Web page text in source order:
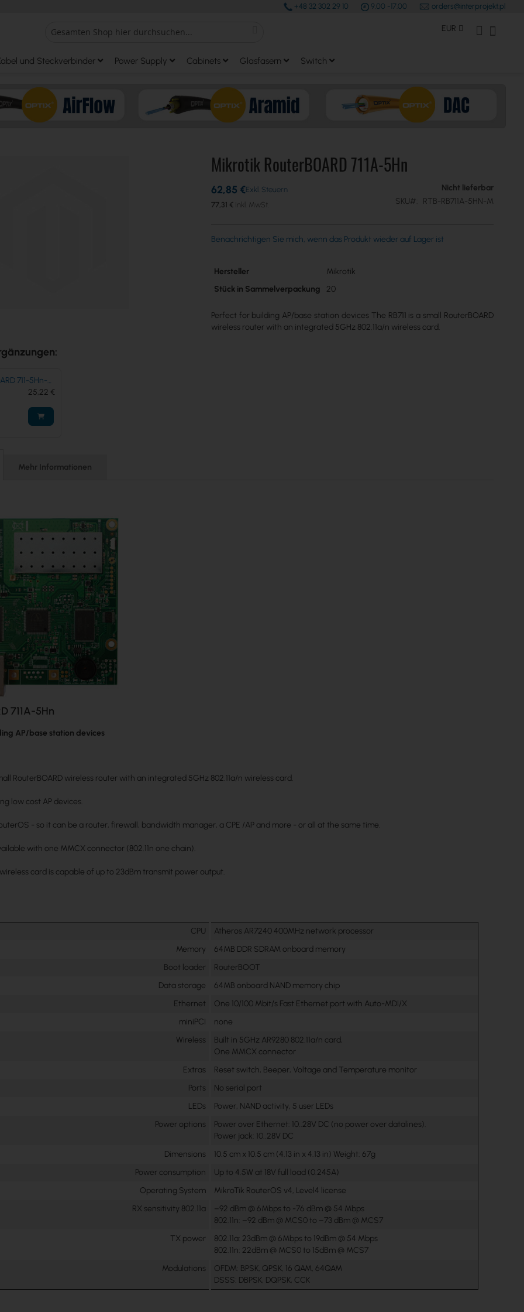
+48 32 302 29 10 9.00 -17.00 orders@interprojekt.pl
Währung
EUR Mein Konto
und Steckverbinder Power Supply Cabinets Glasfasern Switch
Mikrotik RouterBOARD 711A-5Hn
77,31 €
62,85 €
Nicht lieferbar
SKU
RTB-RB711A-5HN-M
Benachrichtigen Sie mich, wenn das Produkt wieder auf Lager ist
Mehr
Hersteller
Mikrotik
Stück in Sammelverpackung
20
Perfect for building AP/base station devices The RB711 is a small RouterBOARD
wireless router with an integrated 5GHz 802.11a/n wireless card.
711-5Hn-
25,22 €
Mehr Informationen
711A-5Hn
AP/base station devices
RouterBOARD wireless router with an integrated 5GHz 802.11a/n wireless card.
low cost AP devices.
RouterOS - so it can be a router, firewall, bandwidth manager, a CPE /AP and more - or all at the same time.
with one MMCX connector (802.11n one chain).
card is capable of up to 23dBm transmit power output.
CPU
Atheros AR7240 400MHz network processor
Memory
64MB DDR SDRAM onboard memory
Boot loader
RouterBOOT
Data storage
64MB onboard NAND memory chip
Ethernet
One 10/100 Mbit/s Fast Ethernet port with Auto-MDI/X
miniPCI
none
Wireless
Built in 5GHz AR9280 802.11a/n card,
One MMCX connector
Extras
Reset switch, Beeper, Voltage and Temperature monitor
Ports
No serial port
LEDs
Power, NAND activity, 5 user LEDs
Power options
Power over Ethernet: 10..28V DC (no power over datalines).
Power jack: 10..28V DC
Dimensions
10.5 cm x 10.5 cm (4.13 in x 4.13 in) Weight: 67g
Power consumption
Up to 4.5W at 18V full load (0.245A)
Operating System
MikroTik RouterOS v4, Level4 license
RX sensitivity 802.11a
–92 dBm @ 6Mbps to -76 dBm @ 54 Mbps
802.11n: –92 dBm @ MCS0 to –73 dBm @ MCS7
TX power
802.11a: 23dBm @ 6Mbps to 19dBm @ 54 Mbps
802.11n: 22dBm @ MCS0 to 15dBm @ MCS7
Modulations
OFDM: BPSK, QPSK, 16 QAM, 64QAM
DSSS: DBPSK, DQPSK, CCK